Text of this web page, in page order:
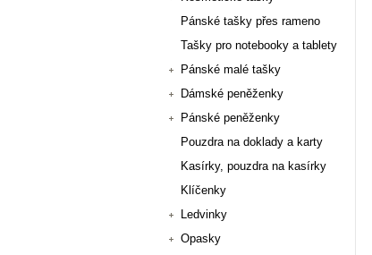
Pánské tašky přes rameno
Tašky pro notebooky a tablety
Pánské malé tašky
Dámské peněženky
Pánské peněženky
Pouzdra na doklady a karty
Kasírky, pouzdra na kasírky
Klíčenky
Ledvinky
Opasky